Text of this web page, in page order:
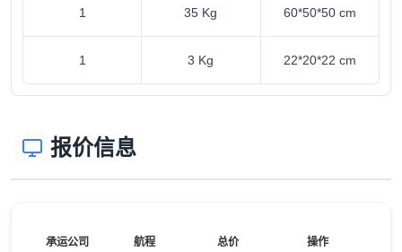
1 35 Kg 60*50*50 cm
1 3 Kg 22*20*22 cm
报价信息
承运公司 航程 总价 操作